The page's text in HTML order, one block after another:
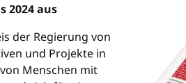
2024 aus
der Regierung von
und Projekte in
Menschen mit